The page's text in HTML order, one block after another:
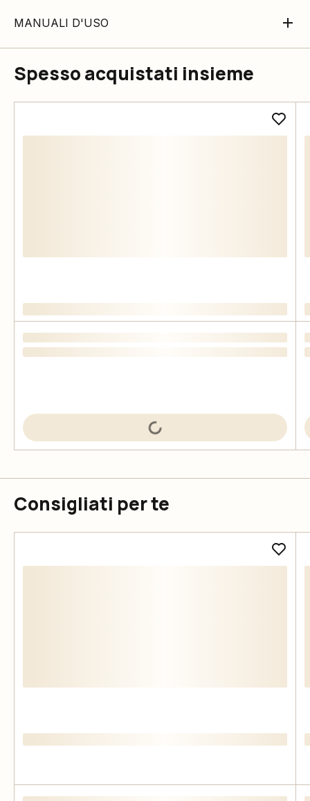
MANUALI D'USO
Spesso acquistati insieme
Consigliati per te